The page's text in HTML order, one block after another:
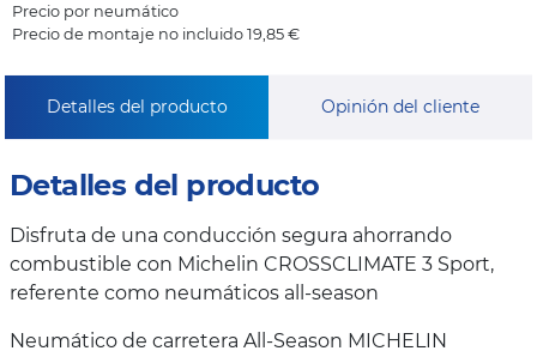
Precio por neumático
Precio de montaje no incluido 19,85 €
Detalles del producto Opinión del cliente
Detalles del producto
Disfruta de una conducción segura ahorrando
combustible con Michelin CROSSCLIMATE 3 Sport,
referente como neumáticos all-season
Neumático de carretera All-Season MICHELIN